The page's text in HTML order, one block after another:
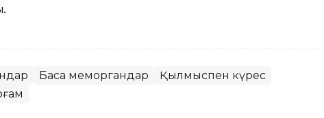
Басқа меморгандар
Қылмыспен күрес